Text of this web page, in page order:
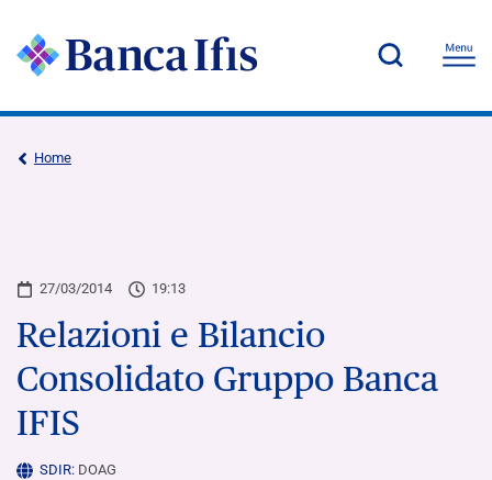
Home
27/03/2014 19:13
Relazioni e Bilancio
Consolidato Gruppo Banca
IFIS
SDIR: DOAG